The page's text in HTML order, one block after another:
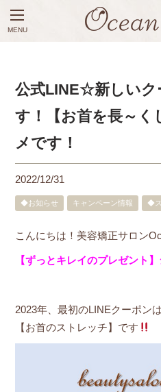
MENU
公式LINE☆新しいク
す！【お首を長～く
メです！
2022/12/31
◆お知らせ キャンペーン情報 ◆
こんにちは！美容矯正サロン
【ずっとキレイのプレゼント
2023年、最初のLINEクーポンは
【お首のストレッチ】です